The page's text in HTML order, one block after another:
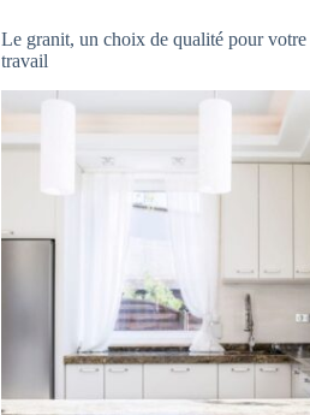
Le granit, un choix de qualité pour votre
travail